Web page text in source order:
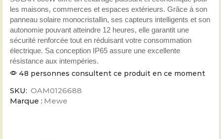
les maisons, commerces et espaces extérieurs. Grâce à son
panneau solaire monocristallin, ses capteurs intelligents et son
autonomie pouvant atteindre 12 heures, elle garantit une
sécurité renforcée tout en réduisant votre consommation
électrique. Sa conception IP65 assure une excellente
résistance aux intempéries.
48 personnes consultent ce produit en ce moment
SKU: OAM0126688
Marque : Mewe